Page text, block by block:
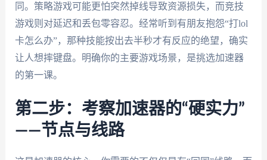
同。策略游戏可能更怕突然掉线导致资源损失，而竞技
游戏则对延迟和丢包零容忍。经常听到有朋友抱怨“打lol
卡怎么办”，那种技能按出去半秒才有反应的绝望，确实
让人想摔键盘。明确你的主要游戏场景，是挑选加速器
的第一课。
第二步：考察加速器的“硬实力”
——节点与线路